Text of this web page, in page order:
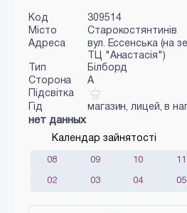
Код
309514
Місто
Старокостянтинів
Адреса
вул. Ессенська (на
ТЦ "Анастасія")
Тип
Білборд
Сторона
A
Підсвітка
Гід
магазин, лицей, в
нет данных
Календар зайнятості
08 09 10 11
02 03 04 05